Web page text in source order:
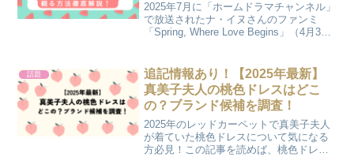
2025年7月に「ホームドラマチャンネル」
で放送されたナ・イヌさんのファンミ
「Spring, Where Love Begins」（4月30
スマホで観る方法を解説！
話題
追記情報あり！【2025年最新】
真美子夫人の桃色ドレスはどこ
の？ブランド候補を調査！
2025年のレッドカーペットで真美子夫人
が着ていた桃色ドレスについて気になる
方必見！この記事を読めば、桃色ドレス